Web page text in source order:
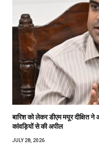
बारिश को लेकर डीएम मयूर दीक्षित ने
कांवड़ियों से की अपील
JULY 28, 2026